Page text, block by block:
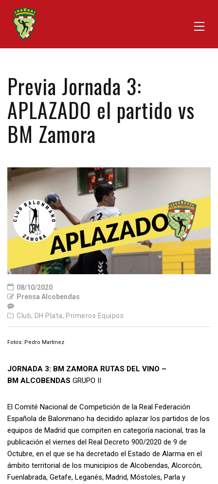
Previa Jornada 3:
APLAZADO el partido vs
BM Zamora
08/10/2020
Prensa Alcobendas
Club, DH Plata, Primeros Equipos
Fotos: Pedro Martínez
JORNADA 3: BM ZAMORA RUTAS DEL VINO –
BM ALCOBENDAS GRUPO II
El Comité Nacional de Competición de la Real Federación
Española de Balonmano ha decidido aplazar los partidos de los
equipos de Madrid que compiten en categoría nacional, tras la
publicación el viernes del Real Decreto 900/2020 de 9 de
Octubre, en el que se ha decretado el Estado de Alarma en el
ámbito territorial de los municipios de Alcobendas, Alcorcón,
Fuenlabrada, Getafe, Leganés, Madrid, Móstoles, Parla y